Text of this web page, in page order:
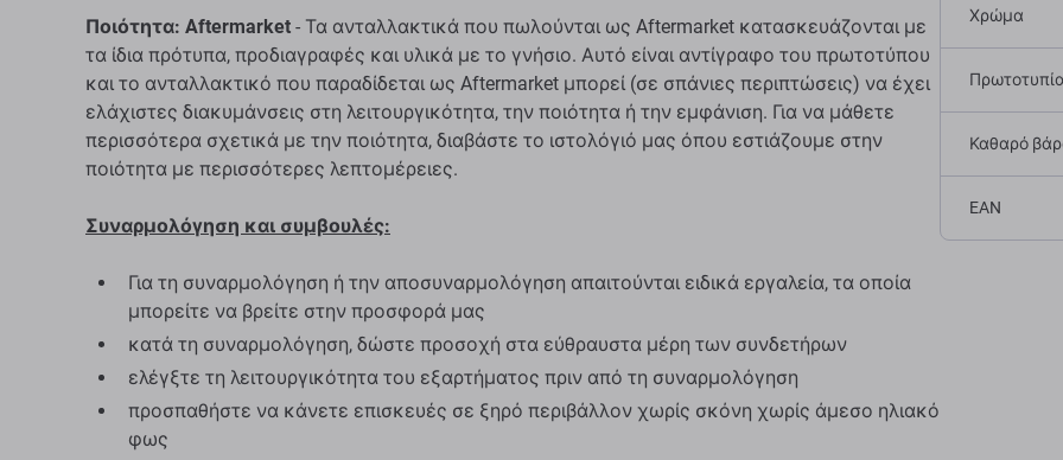
Ποιότητα: Aftermarket - Τα ανταλλακτικά που πωλούνται ως Aftermarket κατασκευάζονται με
τα ίδια πρότυπα, προδιαγραφές και υλικά με το γνήσιο. Αυτό είναι αντίγραφο του πρωτοτύπου
και το ανταλλακτικό που παραδίδεται ως Aftermarket μπορεί (σε σπάνιες περιπτώσεις) να έχει
ελάχιστες διακυμάνσεις στη λειτουργικότητα, την ποιότητα ή την εμφάνιση. Για να μάθετε
περισσότερα σχετικά με την ποιότητα, διαβάστε το ιστολόγιό μας όπου εστιάζουμε στην
ποιότητα με περισσότερες λεπτομέρειες.
Συναρμολόγηση και συμβουλές:
Για τη συναρμολόγηση ή την αποσυναρμολόγηση απαιτούνται ειδικά εργαλεία, τα οποία
μπορείτε να βρείτε στην προσφορά μας
κατά τη συναρμολόγηση, δώστε προσοχή στα εύθραυστα μέρη των συνδετήρων
ελέγξτε τη λειτουργικότητα του εξαρτήματος πριν από τη συναρμολόγηση
προσπαθήστε να κάνετε επισκευές σε ξηρό περιβάλλον χωρίς σκόνη χωρίς άμεσο ηλιακό
φως
Χρώμα
Πρωτοτυπία
Καθαρό
EAN